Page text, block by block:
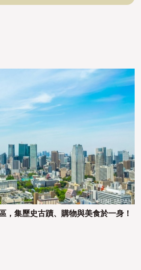
，集歷史古蹟、購物與美食於一身！